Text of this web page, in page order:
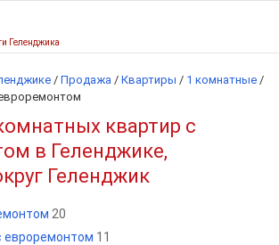
Геленджика
/ Продажа / Квартиры / 1 комнатные /
квартир с
в Геленджике,
Геленджик
20
евроремонтом 11